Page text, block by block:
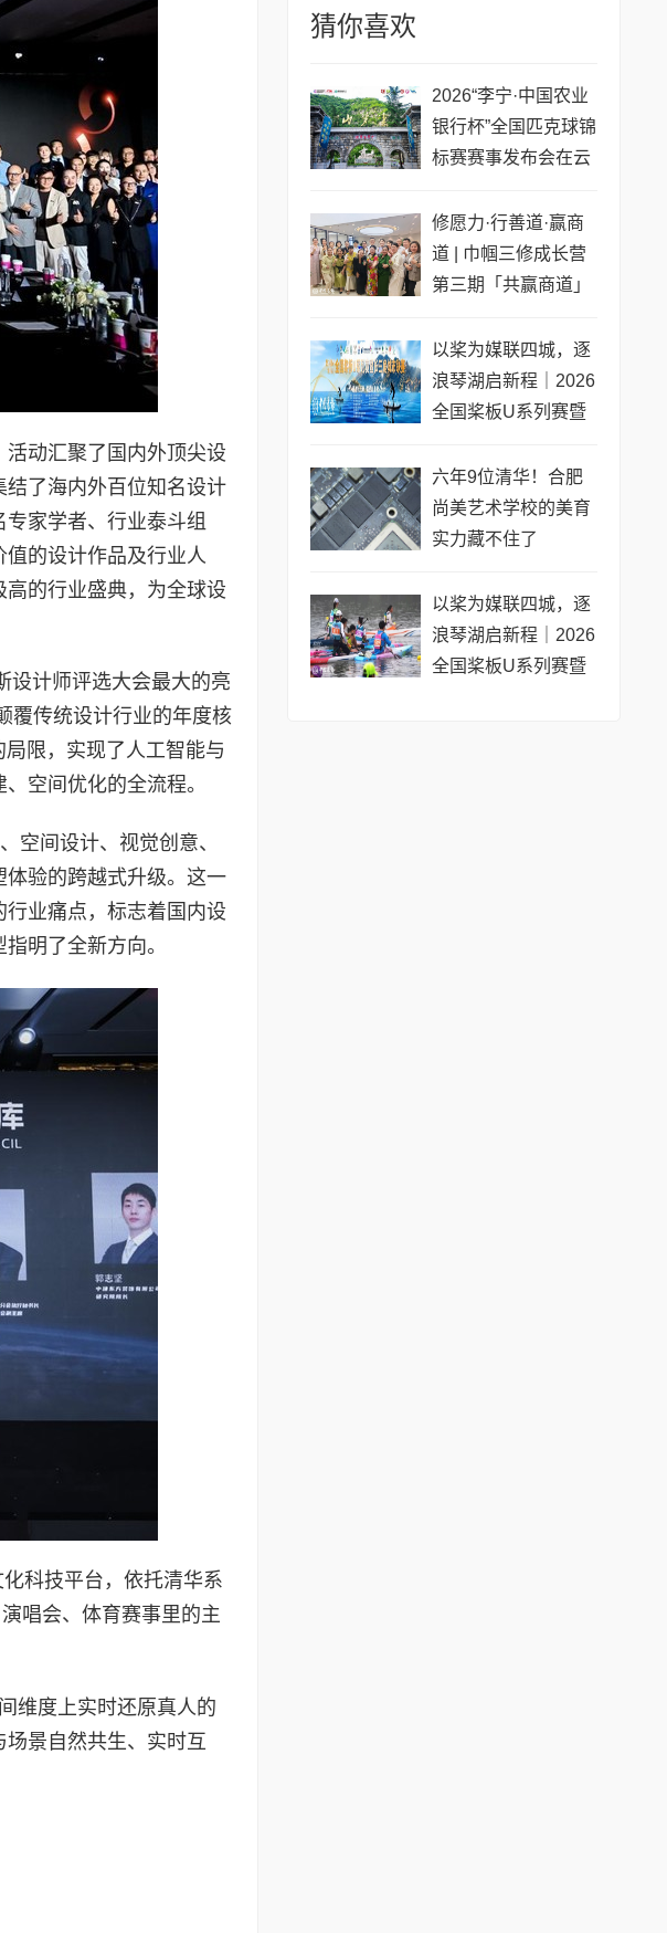
动汇聚了国内外顶尖设
了海内外百位知名设计
家学者、行业泰斗组
的设计作品及行业人
的行业盛典，为全球设
设计师评选大会最大的亮
覆传统设计行业的年度核
限，实现了人工智能与
空间优化的全流程。
空间设计、视觉创意、
验的跨越式升级。这一
业痛点，标志着国内设
明了全新方向。
科技平台，依托清华系
唱会、体育赛事里的主
维度上实时还原真人的
场景自然共生、实时互
猜你喜欢
2026“李宁·中国农业
银行杯”全国匹克球锦
标赛赛事发布会在云
修愿力·行善道·赢商
道 | 巾帼三修成长营
第三期「共赢商道」
以桨为媒联四城，逐
浪琴湖启新程｜2026
全国桨板U系列赛暨
公开赛（常熟站）即
将开赛
六年9位清华！合肥
尚美艺术学校的美育
实力藏不住了
以桨为媒联四城，逐
浪琴湖启新程｜2026
全国桨板U系列赛暨